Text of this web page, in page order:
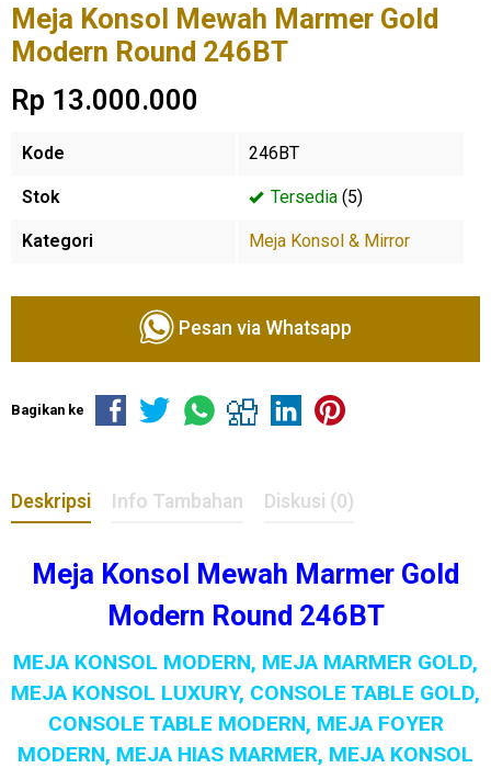
Meja Konsol Mewah Marmer Gold
Modern Round 246BT
Rp 13.000.000
Kode 246BT
Stok Tersedia (5)
Kategori Meja Konsol & Mirror
Pesan via Whatsapp
Bagikan ke
Deskripsi Info Tambahan Diskusi (0)
Meja Konsol Mewah Marmer Gold
Modern Round 246BT
MEJA KONSOL MODERN, MEJA MARMER GOLD,
MEJA KONSOL LUXURY, CONSOLE TABLE GOLD,
CONSOLE TABLE MODERN, MEJA FOYER
MODERN, MEJA HIAS MARMER, MEJA KONSOL